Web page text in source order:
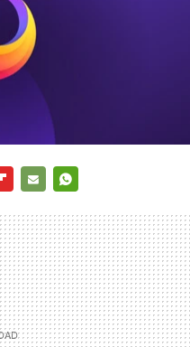
MAIL